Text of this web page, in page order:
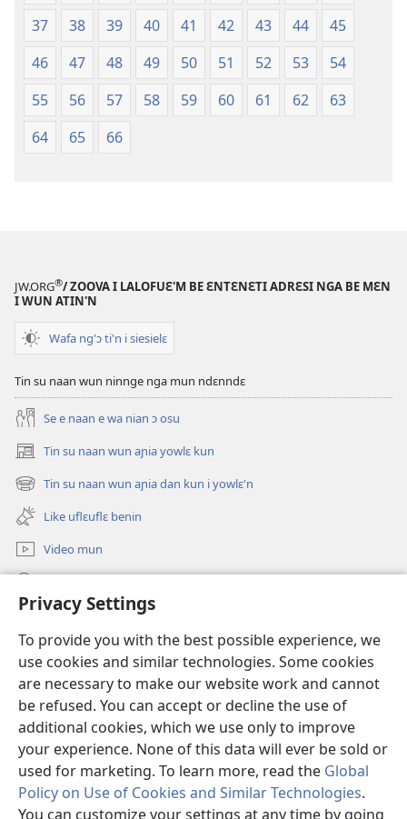
Privacy Settings
To provide you with the best possible experience, we
use cookies and similar technologies. Some cookies
are necessary to make our website work and cannot
be refused. You can accept or decline the use of
additional cookies, which we use only to improve
your experience. None of this data will ever be sold or
used for marketing. To learn more, read the Global
Policy on Use of Cookies and Similar Technologies.
You can customize your settings at any time by going
37
38 39 40 41 42 43 44
45
46
47 48 49 50 51 52 53
54
55
56 57 58 59 60 61 62
63
64
65 66
JW.ORG®/ ZOOVA I LALOFUƐ'M BE ƐNTƐNƐTI ADRƐSI NGA BE MƐN
I WUN ATIN'N
Wafa ng'ɔ ti'n i siesielɛ
Tin su naan wun ninnge nga mun ndɛnndɛ
Se e naan e wa nian ɔ osu
Tin su naan wun aɲia yowlɛ kun
(opens
new
window)
Tin su naan wun aɲia dan kun i yowlɛ'n
(opens
new
window)
Like uflɛuflɛ benin
Video mun
(opens
window)ƐNTƐNƐTI SU FLUWA SIEWLƐ Watchtower™
(opens
new
window)JW Hub ®
(opens
new
window)
Copyright© 2026 Watch Tower Bible and Tract Society of Pennsylvania.